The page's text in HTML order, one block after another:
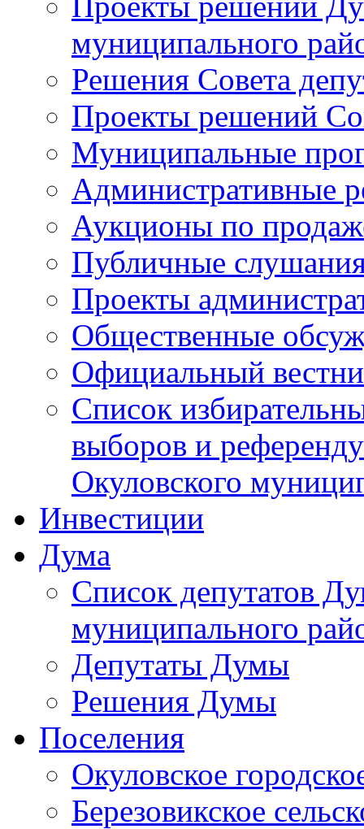
муниципального
Решения Совета
Проекты решений
Муниципальные
Административные
Аукционы по
Публичные
Проекты
Общественные
Официальный
Список
выборов и
Окуловского
Инвестиции
Дума
Список депутатов
муниципального
Депутаты Думы
Решения Думы
Поселения
Окуловское
Березовикское